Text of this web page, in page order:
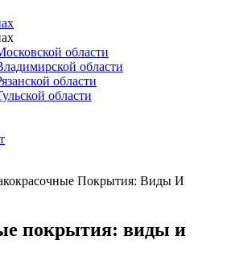
области
области
области
области
Покрытия: Виды И
покрытия: виды и